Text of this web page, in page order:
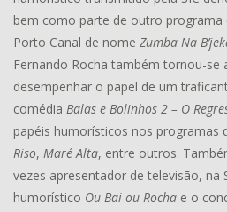
bem como parte de outro programa
Porto Canal de nome Zumba Na
Fernando Rocha também tornou-se
desempenhar o papel de um
comédia Balas e Bolinhos 2 – O
papéis humorísticos nos programas
Riso, Maré Alta, entre outros.
vezes apresentador de televisão, na
humorístico Ou Bai ou Rocha e o